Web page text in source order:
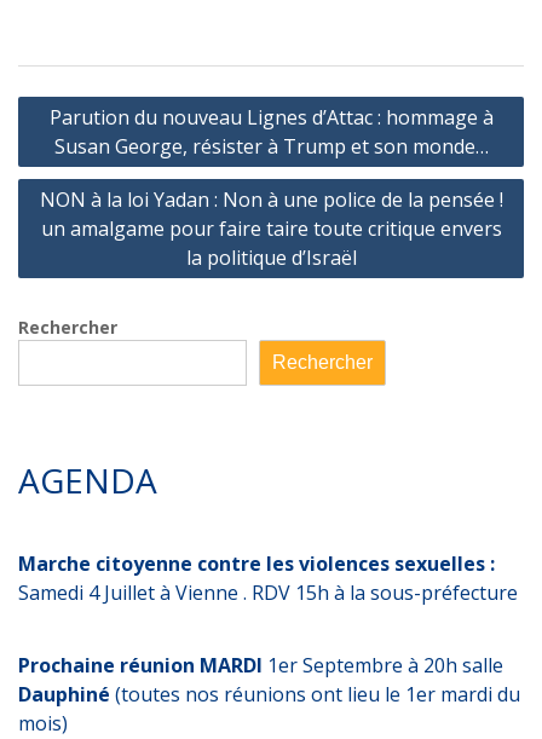
Navigation
l’article
Parution du nouveau Lignes d’Attac : hommage à
Susan George, résister à Trump et son monde…
NON à la loi Yadan : Non à une police de la pensée !
un amalgame pour faire taire toute critique envers
la politique d’Israël
Rechercher
Rechercher
AGENDA
Marche citoyenne contre les violences sexuelles :
Samedi 4 Juillet à Vienne . RDV 15h à la sous-préfecture
Prochaine réunion MARDI 1er Septembre à 20h salle
Dauphiné (toutes nos réunions ont lieu le 1er mardi du
mois)